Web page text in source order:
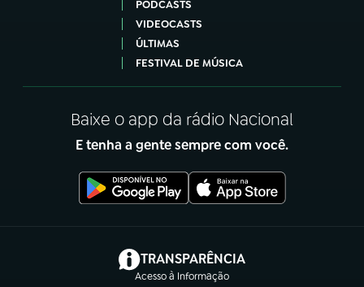
PODCASTS
VIDEOCASTS
ÚLTIMAS
FESTIVAL DE MÚSICA
Baixe o app da rádio Nacional
E tenha a gente sempre com você.
TRANSPARÊNCIA
Acesso à Informação
(abre em nova aba)